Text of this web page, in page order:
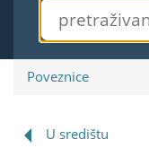
Poveznice
U središtu